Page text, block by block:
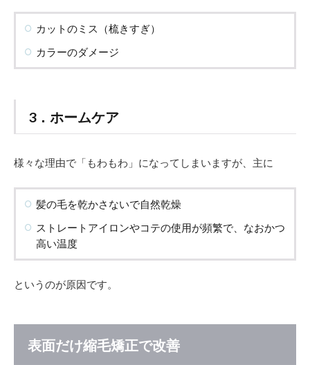
カットのミス（梳きすぎ）
カラーのダメージ
3．ホームケア
様々な理由で「もわもわ」になってしまいますが、主に
髪の毛を乾かさないで自然乾燥
ストレートアイロンやコテの使用が頻繁で、なおかつ
高い温度
というのが原因です。
表面だけ縮毛矯正で改善